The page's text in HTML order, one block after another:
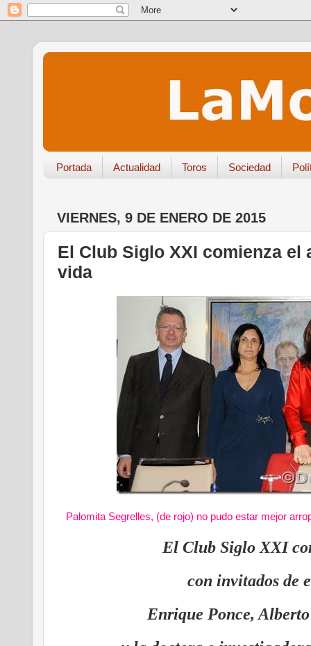
Portada Actualidad Toros Sociedad
VIERNES, 9 DE ENERO DE 2015
El Club Siglo XXI comienza el
vida
Palomita Segrelles, (de rojo) no pudo estar mejor
El Club Siglo XXI
con invitados de
Enrique Ponce,